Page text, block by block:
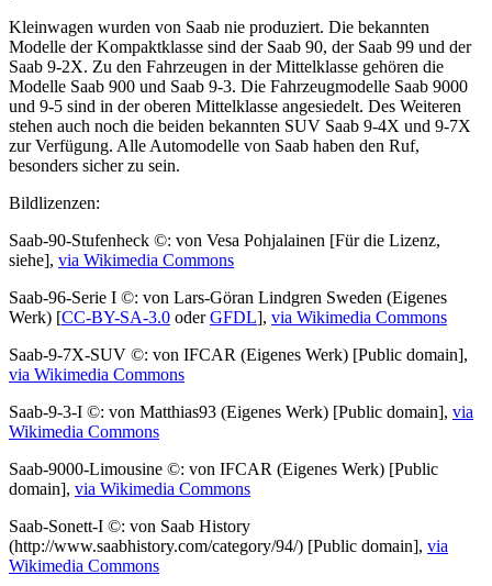
Kleinwagen wurden von Saab nie produziert. Die bekannten
Modelle der Kompaktklasse sind der Saab 90, der Saab 99 und der
Saab 9-2X. Zu den Fahrzeugen in der Mittelklasse gehören die
Modelle Saab 900 und Saab 9-3. Die Fahrzeugmodelle Saab 9000
und 9-5 sind in der oberen Mittelklasse angesiedelt. Des Weiteren
stehen auch noch die beiden bekannten SUV Saab 9-4X und 9-7X
zur Verfügung. Alle Automodelle von Saab haben den Ruf,
besonders sicher zu sein.
Bildlizenzen:
Saab-90-Stufenheck ©: von Vesa Pohjalainen [Für die Lizenz,
siehe], via Wikimedia Commons
Saab-96-Serie I ©: von Lars-Göran Lindgren Sweden (Eigenes
Werk) [CC-BY-SA-3.0 oderGFDL], via Wikimedia Commons
Saab-9-7X-SUV ©: von IFCAR (Eigenes Werk) [Public domain],
via Wikimedia Commons
Saab-9-3-I ©: von Matthias93 (Eigenes Werk) [Public domain], via
Wikimedia Commons
Saab-9000-Limousine ©: von IFCAR (Eigenes Werk) [Public
domain], via Wikimedia Commons
Saab-Sonett-I ©: von Saab History
(http://www.saabhistory.com/category/94/) [Public domain], via
Wikimedia Commons